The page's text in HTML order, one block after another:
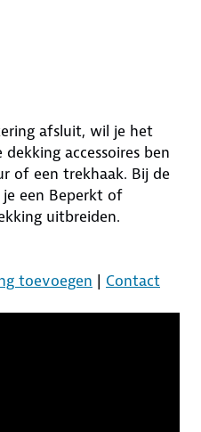
afsluit, wil je het
accessoires ben
of een trekhaak. Bij de
je een Beperkt of
uitbreiden.
toevoegen | Contact